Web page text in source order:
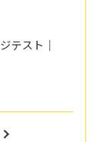
テスト｜